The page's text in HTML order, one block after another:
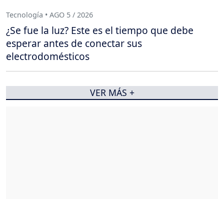
Tecnología • AGO 5 / 2026
¿Se fue la luz? Este es el tiempo que debe
esperar antes de conectar sus
electrodomésticos
VER MÁS +